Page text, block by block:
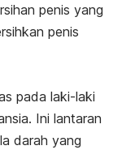
penis yang
penis
pada laki-laki
Ini lantaran
darah yang